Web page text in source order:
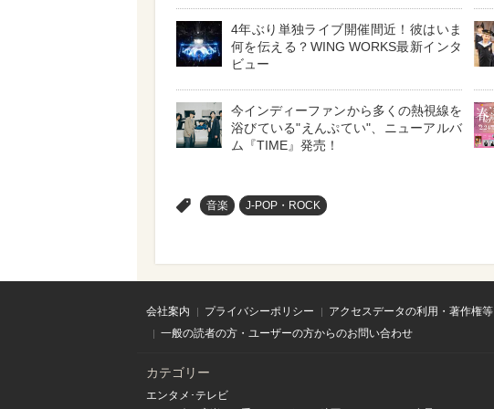
4年ぶり単独ライブ開催間近！彼はいま
何を伝える？WING WORKS最新インタ
ビュー
今インディーファンから多くの熱視線を
浴びている"えんぷてい"、ニューアルバ
ム『TIME』発売！
音楽 J-POP・ROCK
会社案内 プライバシーポリシー アクセスデータの利用・著作権等
一般の読者の方・ユーザーの方からのお問い合わせ
カテゴリー
エンタメ･テレビ